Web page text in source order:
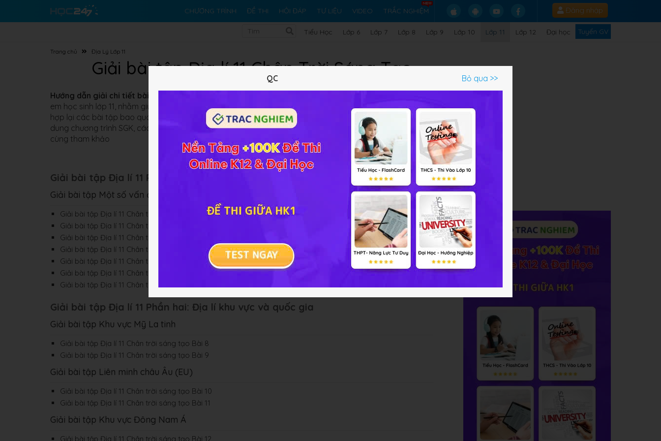
CHƯƠNG TRÌNH ĐỀ THI HỎI ĐÁP TƯ LIỆU VIDEO TRẮC NGHIỆM Đăng nhập
Tiểu Học Lớp 6 Lớp 7 Lớp 8 Lớp 9 Lớp 10 Lớp 11 Lớp 12 Đại học Tuyển GV
Trang chủ Địa Lý Lớp 11
Giải bài tập Địa lí 11 Chân Trời Sáng Tạo
Hướng dẫn giải chi tiết bài tập Địa lí 11 Chân Trời Sáng Tạo
em học sinh lớp 11, nhằm giúp các em củng cố kiến thức và ôn tập tốt môn học này. Đây là phần tài liệu tổng
hợp lại các bài tập bao quát toàn bộ chương trình Địa lí 11 Chân trời sáng tạo, được trình bày logic, bám sát nội
dung chương trình SGK, các bài tập có hướng dẫn giải rất đặc sắc và rõ ràng, chi tiết. Mời các em học sinh
cùng tham khảo
Giải bài tập Địa lí 11 Phần một: Một số vấn đề về kinh tế - xã hội thế giới
Giải bài tập Một số vấn đề về kinh tế - xã hội thế giới
Giải bài tập Địa lí 11 Chân trời sáng tạo Bài 1
Giải bài tập Địa lí 11 Chân trời sáng tạo Bài 2
Giải bài tập Địa lí 11 Chân trời sáng tạo Bài 3
Giải bài tập Địa lí 11 Chân trời sáng tạo Bài 4
Giải bài tập Địa lí 11 Chân trời sáng tạo Bài 5
Giải bài tập Địa lí 11 Chân trời sáng tạo Bài 6
Giải bài tập Địa lí 11 Chân trời sáng tạo Bài 7
Giải bài tập Địa lí 11 Phần hai: Địa lí khu vực và quốc gia
Giải bài tập Khu vực Mỹ La tinh
Giải bài tập Địa lí 11 Chân trời sáng tạo Bài 8
Giải bài tập Địa lí 11 Chân trời sáng tạo Bài 9
Giải bài tập Liên minh châu Âu (EU)
Giải bài tập Địa lí 11 Chân trời sáng tạo Bài 10
Giải bài tập Địa lí 11 Chân trời sáng tạo Bài 11
Giải bài tập Khu vực Đông Nam Á
Giải bài tập Địa lí 11 Chân trời sáng tạo Bài 12
QC Bỏ qua >>